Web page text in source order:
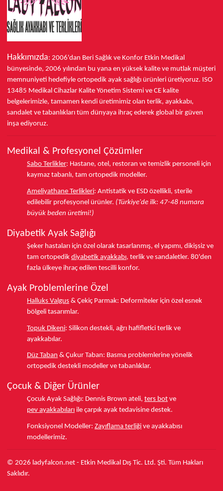
Hakkımızda: 2006'dan Beri Sağlık ve Konfor Etkin Medikal
bünyesinde, 2006 yılından bu yana en yüksek kalite ve mutlak müşteri
memnuniyeti hedefiyle ortopedik ayak sağlığı ürünleri üretiyoruz. ISO
13485 Medikal Cihazlar Kalite Yönetim Sistemi ve CE kalite
belgelerimizle, tamamen kendi üretimimiz olan terlik, ayakkabı,
sandalet ve tabanlıkları tüm dünyaya ihraç ederek global bir güven
inşa ediyoruz.
Medikal & Profesyonel Çözümler
Sabo Terlikler: Hastane, otel, restoran ve temizlik personeli için
kaymaz tabanlı, tam ortopedik modeller.
Ameliyathane Terlikleri: Antistatik ve ESD özellikli, sterile
edilebilir profesyonel ürünler. (Türkiye'de ilk: 47-48 numara
büyük beden üretimi!)
Diyabetik Ayak Sağlığı
Şeker hastaları için özel olarak tasarlanmış, el yapımı, dikişsiz ve
tam ortopedik diyabetik ayakkabı, terlik ve sandaletler. 80'den
fazla ülkeye ihraç edilen tescilli konfor.
Ayak Problemlerine Özel
Halluks Valgus & Çekiç Parmak: Deformiteler için özel esnek
bölgeli tasarımlar.
Topuk Dikeni: Silikon destekli, ağrı hafifletici terlik ve
ayakkabılar.
Düz Taban & Çukur Taban: Basma problemlerine yönelik
ortopedik destekli modeller ve tabanlıklar.
Çocuk & Diğer Ürünler
Çocuk Ayak Sağlığı: Dennis Brown ateli, ters bot ve
pev ayakkabıları ile çarpık ayak tedavisine destek.
Fonksiyonel Modeller: Zayıflama terliği ve ayakkabısı
modellerimiz.
© 2026 ladyfalcon.net - Etkin Medikal Dış Tic. Ltd. Şti. Tüm Hakları
Saklıdır.